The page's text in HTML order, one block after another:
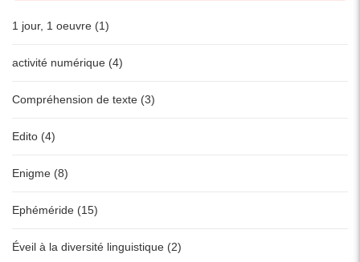
1 jour, 1 oeuvre (1)
activité numérique (4)
Compréhension de texte (3)
Edito (4)
Enigme (8)
Ephéméride (15)
Éveil à la diversité linguistique (2)